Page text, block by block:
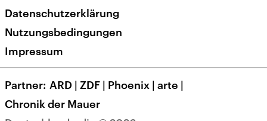
Veranstaltungen
Presse
Karriere
Transparenz
Datenschutzerklärung
Nutzungsbedingungen
Impressum
Partner ARD | ZDF | Phoenix | arte |
Chronik der Mauer